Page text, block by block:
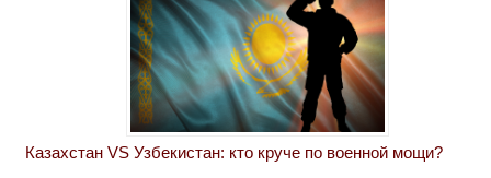
Казахстан VS Узбекистан: кто круче по военной мощи?